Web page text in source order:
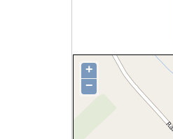
+
−